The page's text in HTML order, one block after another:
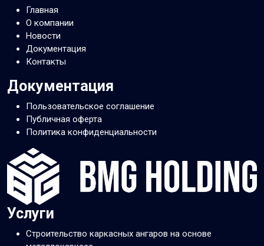
Главная
О компании
Новости
Документация
Контакты
Документация
Пользовательское соглашение
Публичная оферта
Политика конфиденциальности
Услуги
Строительство каркасных ангаров на основе